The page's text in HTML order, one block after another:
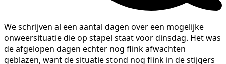
We schrijven al een aantal dagen over een mogelijke
onweersituatie die op stapel staat voor dinsdag. Het was
de afgelopen dagen echter nog flink afwachten
geblazen, want de situatie stond nog flink in de stijgers